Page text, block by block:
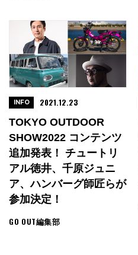
TOKYO OUTDOOR
SHOW2022 コンテンツ
追加発表！ チュートリ
アル徳井、千原ジュニ
ア、ハンバーグ師匠らが
参加決定！
GO OUT編集部
INFO 2021.12.23